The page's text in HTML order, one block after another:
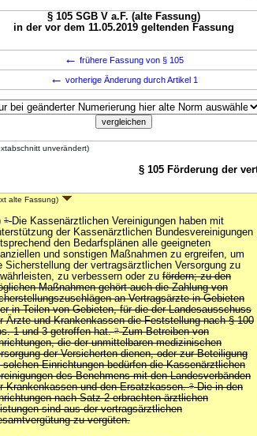
§ 105 SGB V a.F. (alte Fassung)
in der vor dem 11.05.2019 geltenden Fassung
← frühere Fassung von § 105
← vorherige Änderung durch Artikel 1
unverändert)
§ 105 Förderung der
alte Fassung)
1 Die Kassenärztlichen Vereinigungen haben mit
der Kassenärztlichen Bundesvereinigungen
den Bedarfsplänen alle geeigneten
und sonstigen Maßnahmen zu ergreifen, um
Sicherstellung der vertragsärztlichen Versorgung zu
zu verbessern oder zu fördern; zu den
Maßnahmen gehört auch die Zahlung von
an Vertragsärzte in Gebieten
in Teilen von Gebieten, für die der Landesausschuss
Ärzte und Krankenkassen die Feststellung nach § 100
1 und 3 getroffen hat.2Zum Betreiben von
die der unmittelbaren medizinischen
der Versicherten dienen, oder zur Beteiligung
solchen Einrichtungen bedürfen die Kassenärztlichen
des Benehmens mit den Landesverbänden
Krankenkassen und den Ersatzkassen.3Die in den
nach Satz 2 erbrachten ärztlichen
sind aus der vertragsärztlichen
zu vergüten.